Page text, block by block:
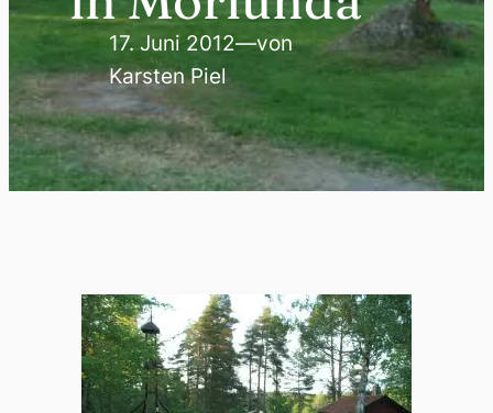
17. Juni 2012—von
Karsten Piel